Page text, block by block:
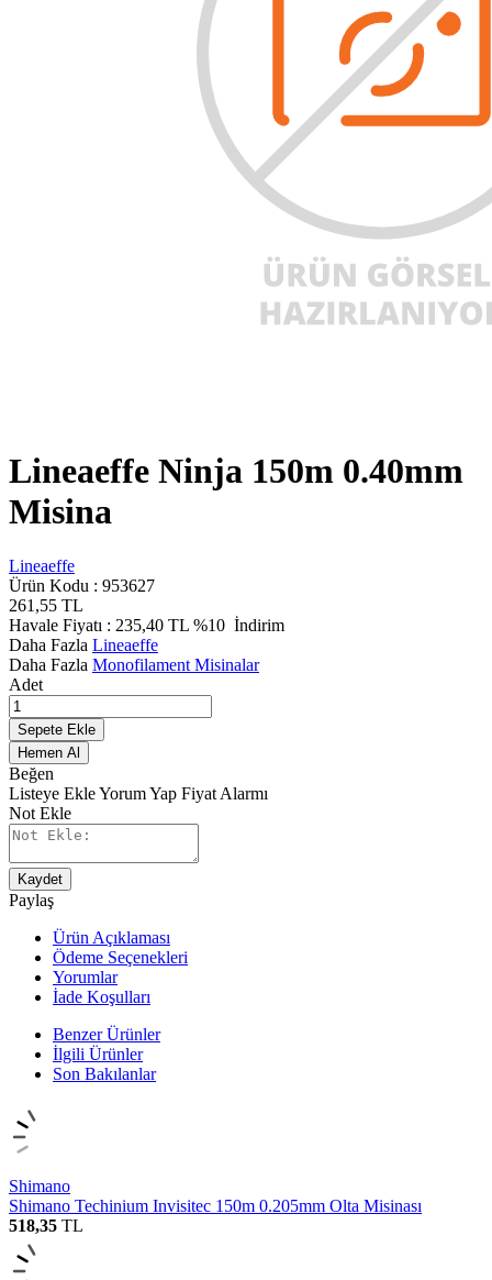
Lineaeffe Ninja 150m 0.40mm
Misina
Lineaeffe
Ürün Kodu : 953627
261,55 TL
Havale Fiyatı : 235,40 TL %10 İndirim
Daha Fazla Lineaeffe
Daha Fazla Monofilament Misinalar
Adet
Sepete Ekle
Hemen Al
Beğen
Listeye EkleYorum Yap Fiyat Alarmı
Not Ekle
Kaydet
Paylaş
Ürün Açıklaması
Ödeme Seçenekleri
Yorumlar
İade Koşulları
Benzer Ürünler
İlgili Ürünler
Son Bakılanlar
Shimano
Shimano Techinium Invisitec 150m 0.205mm Olta Misinası
518,35 TL